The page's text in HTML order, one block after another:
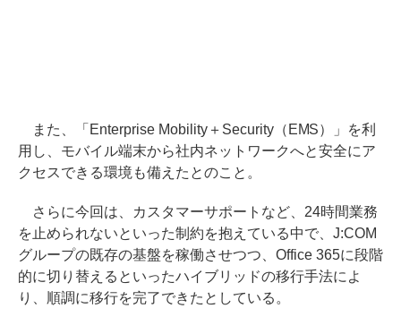
また、「Enterprise Mobility＋Security（EMS）」を利
用し、モバイル端末から社内ネットワークへと安全にア
クセスできる環境も備えたとのこと。
さらに今回は、カスタマーサポートなど、24時間業務
を止められないといった制約を抱えている中で、J:COM
グループの既存の基盤を稼働させつつ、Office 365に段階
的に切り替えるといったハイブリッドの移行手法によ
り、順調に移行を完了できたとしている。